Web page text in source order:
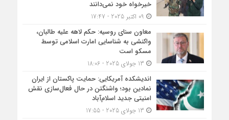
خیرخواه خود نمی‌دانند
معاون سنای روسیه: حکم لاهه علیه طالبان،
واکنشی به شناسایی امارت اسلامی توسط
مسکو است
اندیشکده آمریکایی: حمایت پاکستان از ایران
نمادین بود؛ واشنگتن در حال فعال‌سازی نقش
امنیتی جدید اسلام‌آباد